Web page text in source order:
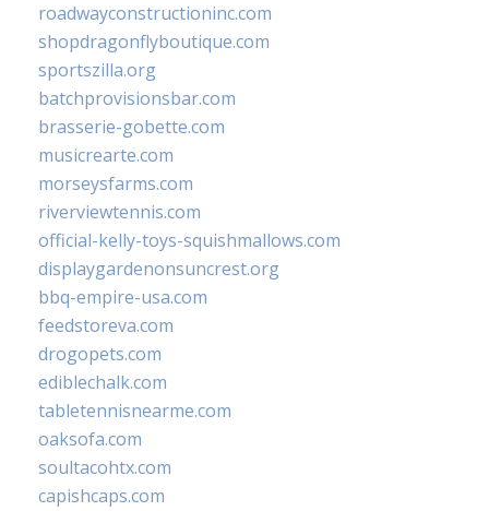
roadwayconstructioninc.com
shopdragonflyboutique.com
sportszilla.org
batchprovisionsbar.com
brasserie-gobette.com
musicrearte.com
morseysfarms.com
riverviewtennis.com
official-kelly-toys-squishmallows.com
displaygardenonsuncrest.org
bbq-empire-usa.com
feedstoreva.com
drogopets.com
ediblechalk.com
tabletennisnearme.com
oaksofa.com
soultacohtx.com
capishcaps.com